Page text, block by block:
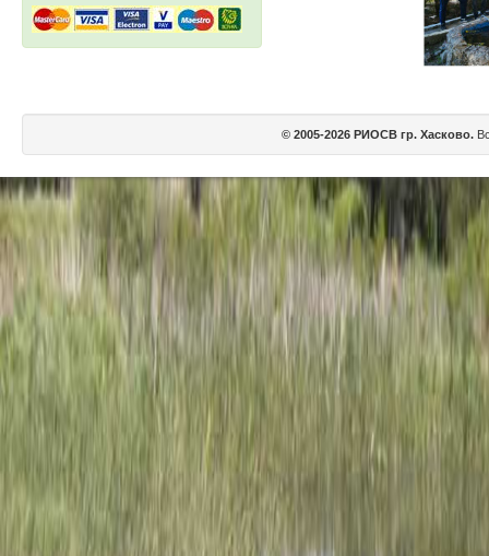
© 2005-2026 РИОСВ гр. Хасково.